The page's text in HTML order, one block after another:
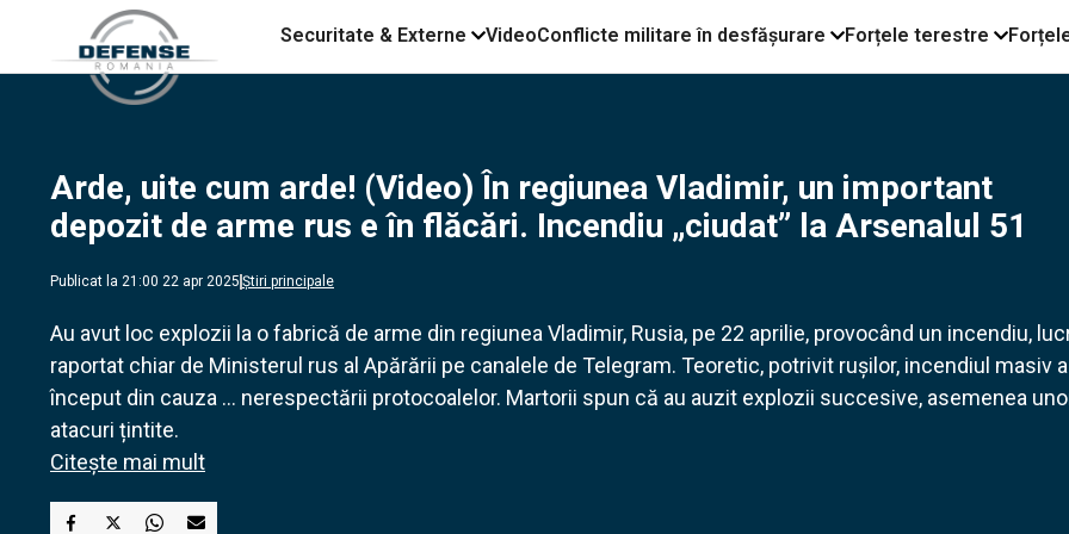
Securitate & Externe VideoConflicte militare în desfășurare Forțele terestre
Arde, uite cum arde! (Video) În regiunea Vladimir, un important
depozit de arme rus e în flăcări. Incendiu „ciudat” la Arsenalul 51
Publicat la 21:00 22 apr 2025 Știri principale
Au avut loc explozii la o fabrică de arme din regiunea Vladimir, Rusia, pe 22 aprilie, provocând un incendiu,
raportat chiar de Ministerul rus al Apărării pe canalele de Telegram. Teoretic, potrivit rușilor, incendiul masiv a
început din cauza ... nerespectării protocoalelor. Martorii spun că au auzit explozii succesive, asemenea
atacuri țintite.
Citește mai mult